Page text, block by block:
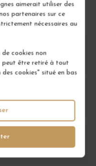
aimerait utiliser des
partenaires sur ce
nécessaires au
cookies non
peut être retiré à tout
cookies" situé en bas
Chardonnay
Chardonnay